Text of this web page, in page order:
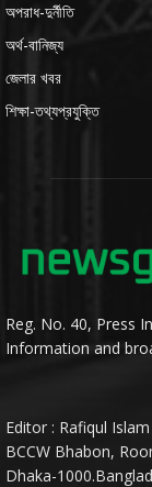
অপরাধ-দুর্নীতি
অর্থ-বানিজ্য
জেলার খবর
শিক্ষা-তথ্যপ্রযুক্তি
Reg. No. 40, Press
Information and
Editor : Rafiqul
BCCW Bhabon,
Dhaka-